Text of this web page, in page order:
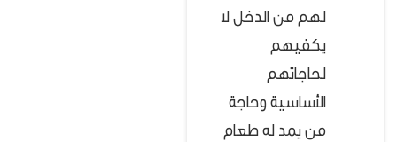
لهم من الدخل لا
يكفيهم
لحاجاتهم
الأساسية وحاجة
من يمد له طعام